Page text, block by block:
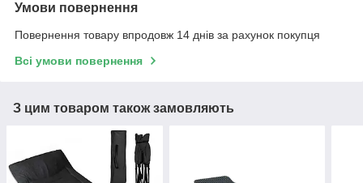
Умови повернення
Повернення товару впродовж 14 днів за рахунок покупця
Всі умови повернення
З цим товаром також замовляють